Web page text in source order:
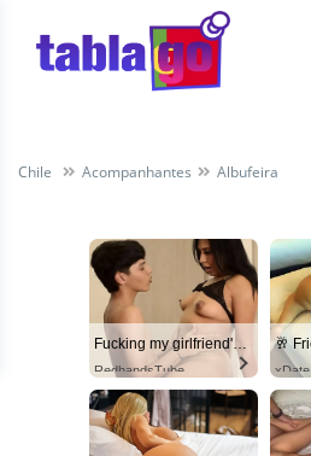
Chile Acompanhantes Albufeira
Fucking my girlfriend's hot mommy by mistake
RedhandsTube xDate